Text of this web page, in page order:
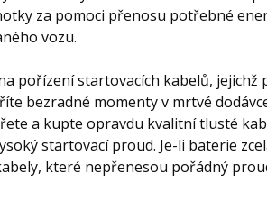
za pomoci přenosu potřebné
vozu.
pořízení startovacích kabelů, jejichž
bezradné momenty v mrtvé
a kupte opravdu kvalitní tlusté
startovací proud. Je-li baterie
které nepřenesou pořádný